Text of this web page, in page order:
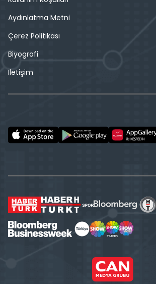
Aydınlatma Metni
Çerez Politikası
Biyografi
İletişim